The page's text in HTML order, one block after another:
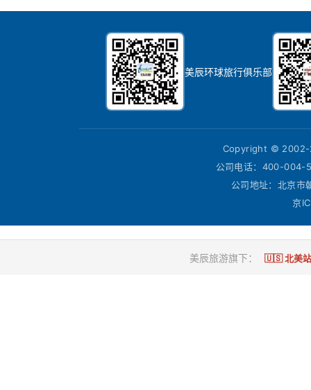
美辰环球旅行俱乐部
Copyright © 2002-
公司电话：400-
公司地址：北京市
京
美辰旅游旗下： 🇺🇸 北美站